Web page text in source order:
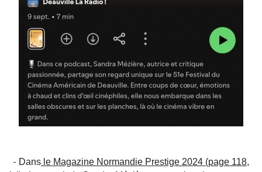
- Dans le Magazine Normandie Prestige 2024 (page 118,